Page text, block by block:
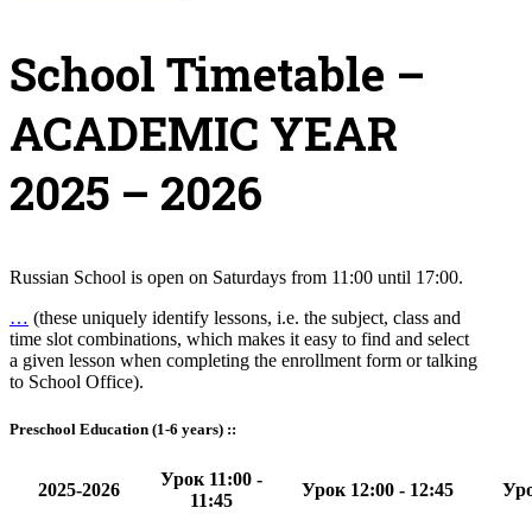
School Timetable –
ACADEMIC YEAR
2025 – 2026
Russian School is open on Saturdays from 11:00 until 17:00.
… (these uniquely identify lessons, i.e. the subject, class and
time slot combinations, which makes it easy to find and select
a given lesson when completing the enrollment form or talking
to School Office).
Preschool Education (1-6 years) ::
2025-2026
Урок 11:00 -
11:45
Урок 12:00 - 12:45